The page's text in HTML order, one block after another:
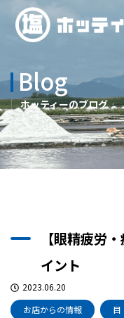
Blog
ホッティーのブログ
【眼精疲労
イント
2023.06.20
お店からの情報
目